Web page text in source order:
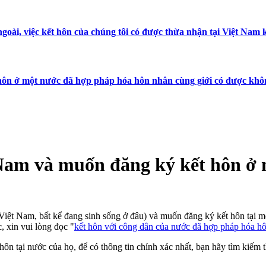
việc kết hôn của chúng tôi có được thừa nhận tại Việt Nam
ở một nước đã hợp pháp hóa hôn nhân cùng giới có được
và muốn đăng ký kết hôn
Nam, bất kể đang sinh sống ở đâu) và muốn đăng ký kết hôn tại
xin vui lòng đọc "kết hôn với công dân của nước đã hợp pháp hóa
tại nước của họ, để có thông tin chính xác nhất, bạn hãy tìm